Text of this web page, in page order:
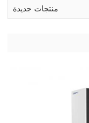
منتجات جديدة